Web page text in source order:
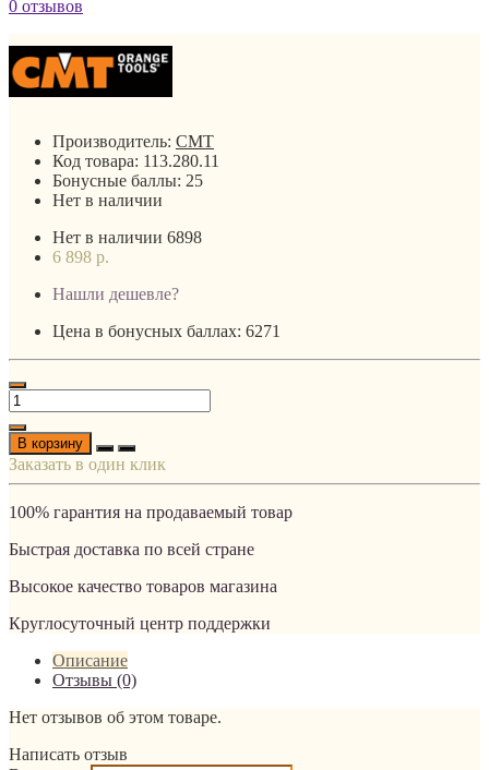
0 отзывов
Производитель: CMT
Код товара: 113.280.11
Бонусные баллы: 25
Нет в наличии
Нет в наличии 6898
6 898 р.
Нашли дешевле?
Цена в бонусных баллах: 6271
В корзину
Заказать в один клик
100% гарантия на продаваемый товар
Быстрая доставка по всей стране
Высокое качество товаров магазина
Круглосуточный центр поддержки
Описание
Отзывы (0)
Нет отзывов об этом товаре.
Написать отзыв